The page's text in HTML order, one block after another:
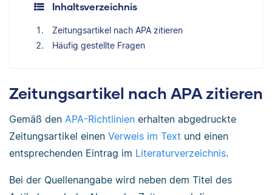
Inhaltsverzeichnis
Zeitungsartikel nach APA zitieren
Häufig gestellte Fragen
Zeitungsartikel nach APA zitieren
Gemäß den APA-Richtlinien erhalten abgedruckte
Zeitungsartikel einen Verweis im Text und einen
entsprechenden Eintrag im Literaturverzeichnis.
Bei der Quellenangabe wird neben dem Titel des